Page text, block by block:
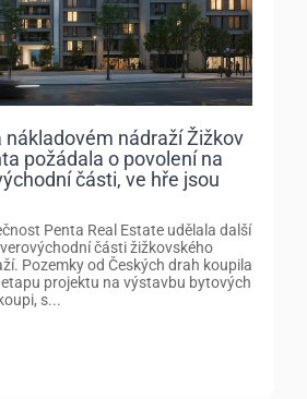
nákladovém nádraží Žižkov
požádala o povolení na
části, ve hře jsou
Penta Real Estate udělala další
části žižkovského
Pozemky od Českých drah koupila
projektu na výstavbu bytových
s...